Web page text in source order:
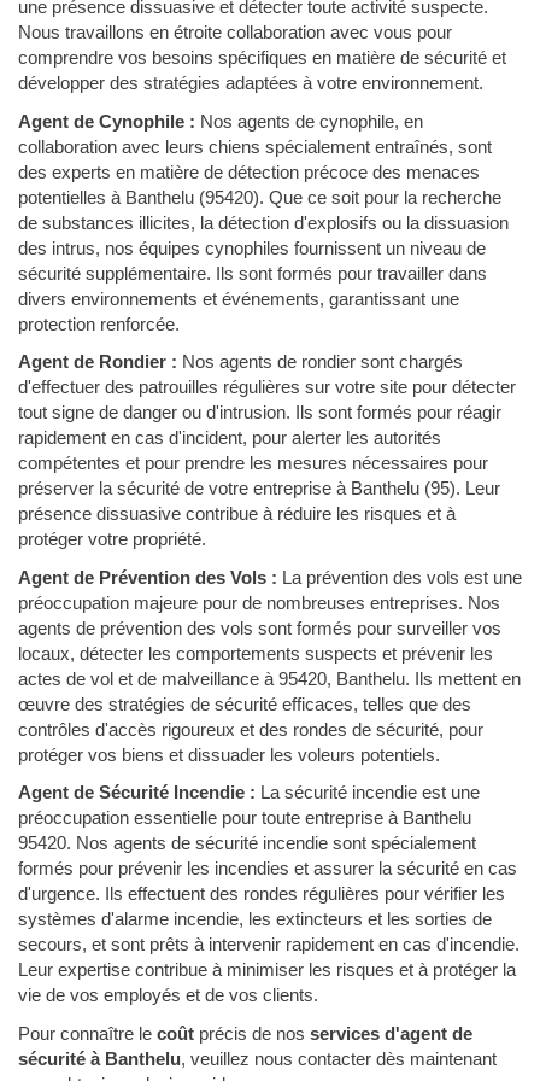
une présence dissuasive et détecter toute activité suspecte.
Nous travaillons en étroite collaboration avec vous pour
comprendre vos besoins spécifiques en matière de sécurité et
développer des stratégies adaptées à votre environnement.
Agent de Cynophile : Nos agents de cynophile, en
collaboration avec leurs chiens spécialement entraînés, sont
des experts en matière de détection précoce des menaces
potentielles à Banthelu (95420). Que ce soit pour la recherche
de substances illicites, la détection d'explosifs ou la dissuasion
des intrus, nos équipes cynophiles fournissent un niveau de
sécurité supplémentaire. Ils sont formés pour travailler dans
divers environnements et événements, garantissant une
protection renforcée.
Agent de Rondier : Nos agents de rondier sont chargés
d'effectuer des patrouilles régulières sur votre site pour détecter
tout signe de danger ou d'intrusion. Ils sont formés pour réagir
rapidement en cas d'incident, pour alerter les autorités
compétentes et pour prendre les mesures nécessaires pour
préserver la sécurité de votre entreprise à Banthelu (95). Leur
présence dissuasive contribue à réduire les risques et à
protéger votre propriété.
Agent de Prévention des Vols : La prévention des vols est une
préoccupation majeure pour de nombreuses entreprises. Nos
agents de prévention des vols sont formés pour surveiller vos
locaux, détecter les comportements suspects et prévenir les
actes de vol et de malveillance à 95420, Banthelu. Ils mettent en
œuvre des stratégies de sécurité efficaces, telles que des
contrôles d'accès rigoureux et des rondes de sécurité, pour
protéger vos biens et dissuader les voleurs potentiels.
Agent de Sécurité Incendie : La sécurité incendie est une
préoccupation essentielle pour toute entreprise à Banthelu
95420. Nos agents de sécurité incendie sont spécialement
formés pour prévenir les incendies et assurer la sécurité en cas
d'urgence. Ils effectuent des rondes régulières pour vérifier les
systèmes d'alarme incendie, les extincteurs et les sorties de
secours, et sont prêts à intervenir rapidement en cas d'incendie.
Leur expertise contribue à minimiser les risques et à protéger la
vie de vos employés et de vos clients.
Pour connaître le coût précis de nos services d'agent de
sécurité à Banthelu, veuillez nous contacter dès maintenant